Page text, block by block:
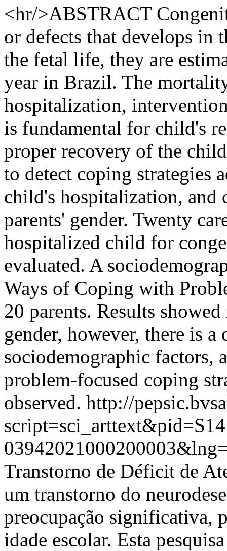
<hr/>ABSTRACT
or defects that develops in
the fetal life, they are
year in Brazil. The
hospitalization,
is fundamental for child's
proper recovery of the
to detect coping strategies
child's hospitalization, and
parents' gender. Twenty
hospitalized child for
evaluated. A
Ways of Coping with
20 parents. Results
gender, however, there is
sociodemographic factors,
problem-focused coping
observed. http://
Transtorno de Déficit de
um transtorno do
preocupação significativa,
idade escolar. Esta